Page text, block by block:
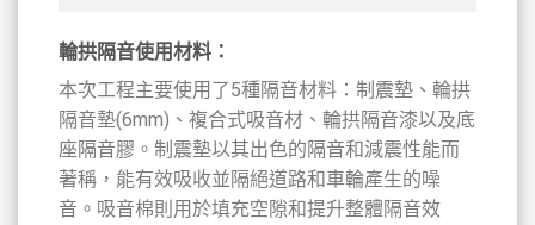
輪拱隔音使用材料：
本次工程主要使用了5種隔音材料：制震墊、輪拱
隔音墊(6mm)、複合式吸音材、輪拱隔音漆以及底
座隔音膠。制震墊以其出色的隔音和減震性能而
著稱，能有效吸收並隔絕道路和車輪產生的噪
音。吸音棉則用於填充空隙和提升整體隔音效